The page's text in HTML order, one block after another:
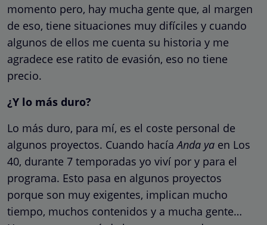
momento pero, hay mucha gente que, al margen
de eso, tiene situaciones muy difíciles y cuando
algunos de ellos me cuenta su historia y me
agradece ese ratito de evasión, eso no tiene
precio.
¿Y lo más duro?
Lo más duro, para mí, es el coste personal de
algunos proyectos. Cuando hacíaAnda ya en Los
40, durante 7 temporadas yo viví por y para el
programa. Esto pasa en algunos proyectos
porque son muy exigentes, implican mucho
tiempo, muchos contenidos y a mucha gente…